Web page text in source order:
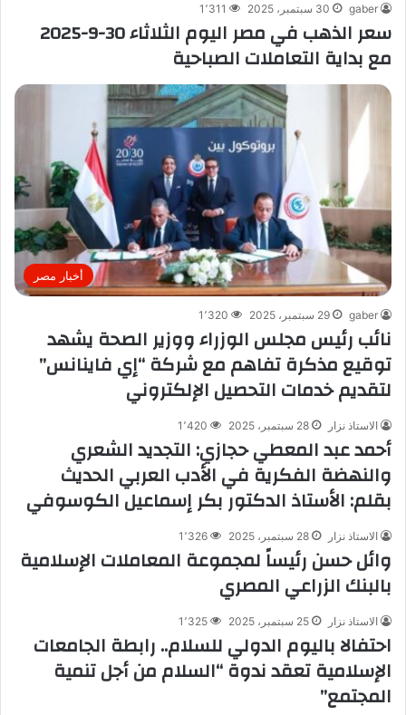
gaber 30 سبتمبر، 2025 1٬311
سعر الذهب في مصر اليوم الثلاثاء 30-9-2025
مع بداية التعاملات الصباحية
أخبار مصر
gaber 29 سبتمبر، 2025 1٬320
نائب رئيس مجلس الوزراء ووزير الصحة يشهد
توقيع مذكرة تفاهم مع شركة “إي فاينانس”
لتقديم خدمات التحصيل الإلكتروني
الاستاذ نزار 28 سبتمبر، 2025 1٬420
أحمد عبد المعطي حجازي: التجديد الشعري
والنهضة الفكرية في الأدب العربي الحديث
بقلم: الأستاذ الدكتور بكر إسماعيل الكوسوفي
الاستاذ نزار 28 سبتمبر، 2025 1٬326
وائل حسن رئيساً لمجموعة المعاملات الإسلامية
بالبنك الزراعي المصري
الاستاذ نزار 25 سبتمبر، 2025 1٬325
احتفالا باليوم الدولي للسلام.. رابطة الجامعات
الإسلامية تعقد ندوة “السلام من أجل تنمية
المجتمع”